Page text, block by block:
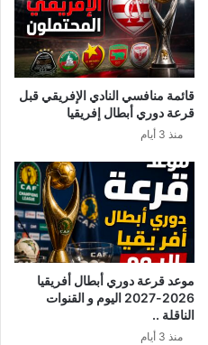
قائمة منافسي النادي الإفريقي قبل
قرعة دوري أبطال إفريقيا
منذ 3 أيام
موعد قرعة دوري أبطال أفريقيا
2026-2027 اليوم و القنوات
الناقلة ..
منذ 3 أيام